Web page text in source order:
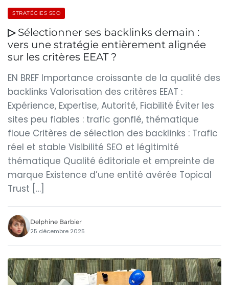
STRATÉGIES SEO
▷ Sélectionner ses backlinks demain :
vers une stratégie entièrement alignée
sur les critères EEAT ?
EN BREF Importance croissante de la qualité des
backlinks Valorisation des critères EEAT :
Expérience, Expertise, Autorité, Fiabilité Éviter les
sites peu fiables : trafic gonflé, thématique
floue Critères de sélection des backlinks : Trafic
réel et stable Visibilité SEO et légitimité
thématique Qualité éditoriale et empreinte de
marque Existence d’une entité avérée Topical
Trust […]
Delphine Barbier
25 décembre 2025